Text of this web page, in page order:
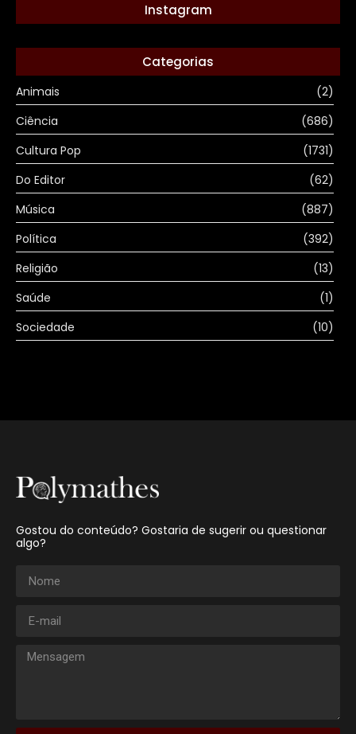
Instagram
Categorias
Animais
(2)
Ciência
(686)
Cultura Pop
(1731)
Do Editor
(62)
Música
(887)
Política
(392)
Religião
(13)
Saúde
(1)
Sociedade
(10)
Gostou do conteúdo? Gostaria de sugerir ou questionar
algo?